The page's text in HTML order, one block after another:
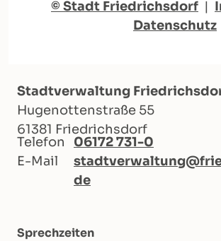
© Stadt Friedrichsdorf |
Datenschutz
Stadtverwaltung
Hugenottenstraße 55
61381 Friedrichsdorf
Telefon
06172 731-0
E-Mail
de
Sprechzeiten